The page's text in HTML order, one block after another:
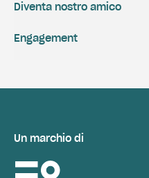
Engagement
Diventa nostro amico
Un marchio di